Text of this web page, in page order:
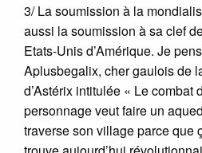
3/ La soumission à la
aussi la soumission à sa clef
Etats-Unis d’Amérique. Je
Aplusbegalix, cher gaulois de
d’Astérix intitulée « Le combat
personnage veut faire un
traverse son village parce que